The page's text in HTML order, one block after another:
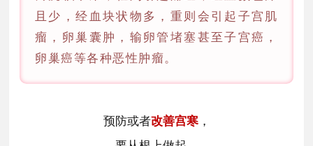
且少，经血块状物多，重则会引起子宫肌
瘤，卵巢囊肿，输卵管堵塞甚至子宫癌，
卵巢癌等各种恶性肿瘤。
预防或者改善宫寒，